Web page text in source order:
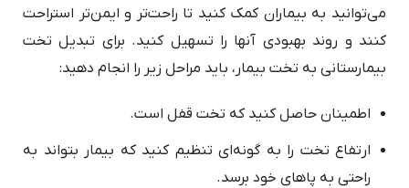
می‌توانید به بیماران کمک کنید تا راحت‌تر و ایمن‌تر استراحت
کنند و روند بهبودی آنها را تسهیل کنید. برای تبدیل تخت
بیمارستانی به تخت بیمار، باید مراحل زیر را انجام دهید:
اطمینان حاصل کنید که تخت قفل است.
ارتفاع تخت را به گونه‌ای تنظیم کنید که بیمار بتواند به
راحتی به پاهای خود برسد.